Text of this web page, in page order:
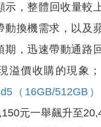
示，整體回收量較
動換機需求，以及
期，迅速帶動通路
溢價收購的現象
（16GB/512GB）
元一舉飆升至